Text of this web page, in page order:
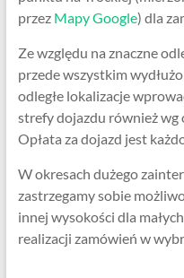
przez Mapy Google) dla
Ze względu na znaczne
przede wszystkim
odległe lokalizacje
strefy dojazdu również wg
Opłata za dojazd jest
W okresach dużego
zastrzegamy sobie
innej wysokości dla
realizacji zamówień w